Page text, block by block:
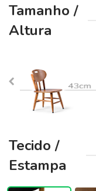
Tamanho /
Altura
Tecido /
Estampa